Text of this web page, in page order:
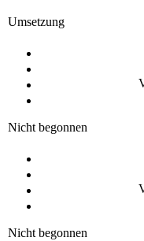
Umsetzung
Nicht begonnen
Nicht begonnen